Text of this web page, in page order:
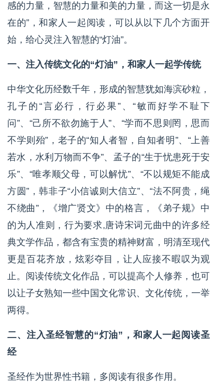
感的力量，智慧的力量和美的力量，而这一切是永
在的”，和家人一起阅读，可以从以下几个方面开
始，给心灵注入智慧的“灯油”。
一、注入传统文化的“灯油”，和家人一起学传统
中华文化历经数千年，形成的智慧犹如海滨砂粒，
孔子的“言必行，行必果”、“敏而好学不耻下
问”、“己所不欲勿施于人”、“学而不思则罔，思而
不学则殆”，老子的“知人者智，自知者明”、“上善
若水，水利万物而不争”、孟子的“生于忧患死于安
乐”、“唯孝顺父母，可以解忧”、“不以规矩不能成
方圆”，韩非子“小信诚则大信立”、“法不阿贵，绳
不绕曲”，《增广贤文》中的格言，《弟子规》中
的为人准则，行为要求,唐诗宋词元曲中的许多经
典文学作品，都含有宝贵的精神财富，明清至现代
更是百花齐放，炫彩夺目，让人应接不暇叹为观
止。阅读传统文化作品，可以提高个人修养，也可
以让子女熟知一些中国文化常识、文化传统，一举
两得。
二、注入圣经智慧的“灯油”，和家人一起阅读圣
经
圣经作为世界性书籍，多阅读有很多作用。